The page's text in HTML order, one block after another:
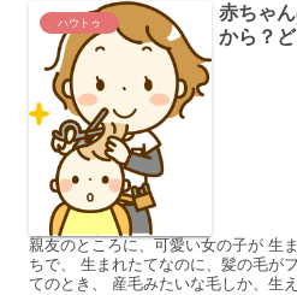
ハウトゥ
赤ちゃ
から？
親友のところに、可愛い女の子が 生
ちで、 生まれたてなのに、髪の毛が
てのとき、 産毛みたいな毛しか、生